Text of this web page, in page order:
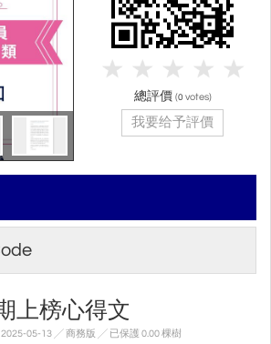
上榜心得文
05-13 ╱ 商務版 ╱ 已保護 0.00 棵樹
總評價 (0 votes)
我要给予評價